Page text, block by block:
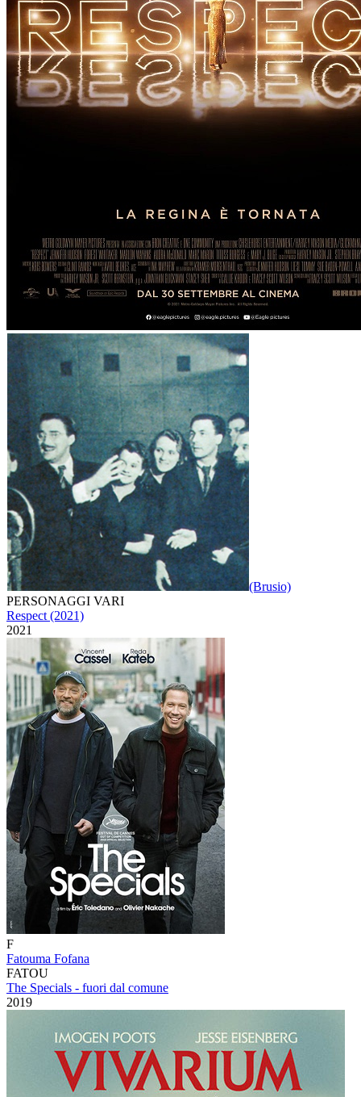
(Brusio)
PERSONAGGI VARI
Respect (2021)
2021
F
Fatouma Fofana
FATOU
The Specials - fuori dal comune
2019